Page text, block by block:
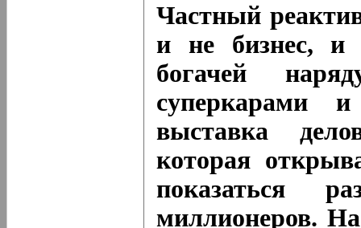
Частный
и не бизнес, и
богачей
суперкарами
выставка
которая
показаться
миллионеров.